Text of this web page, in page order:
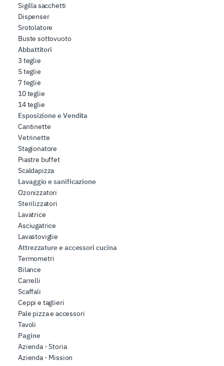
Sigilla sacchetti
Dispenser
Srotolatore
Buste sottovuoto
Abbattitori
3 teglie
5 teglie
7 teglie
10 teglie
14 teglie
Esposizione e Vendita
Cantinette
Vetrinette
Stagionatore
Piastre buffet
Scaldapizza
Lavaggio e sanificazione
Ozonizzatori
Sterilizzatori
Lavatrice
Asciugatrice
Lavastoviglie
Attrezzature e accessori cucina
Termometri
Bilance
Carrelli
Scaffali
Ceppi e taglieri
Pale pizza e accessori
Tavoli
Pagine
Azienda - Storia
Azienda - Mission